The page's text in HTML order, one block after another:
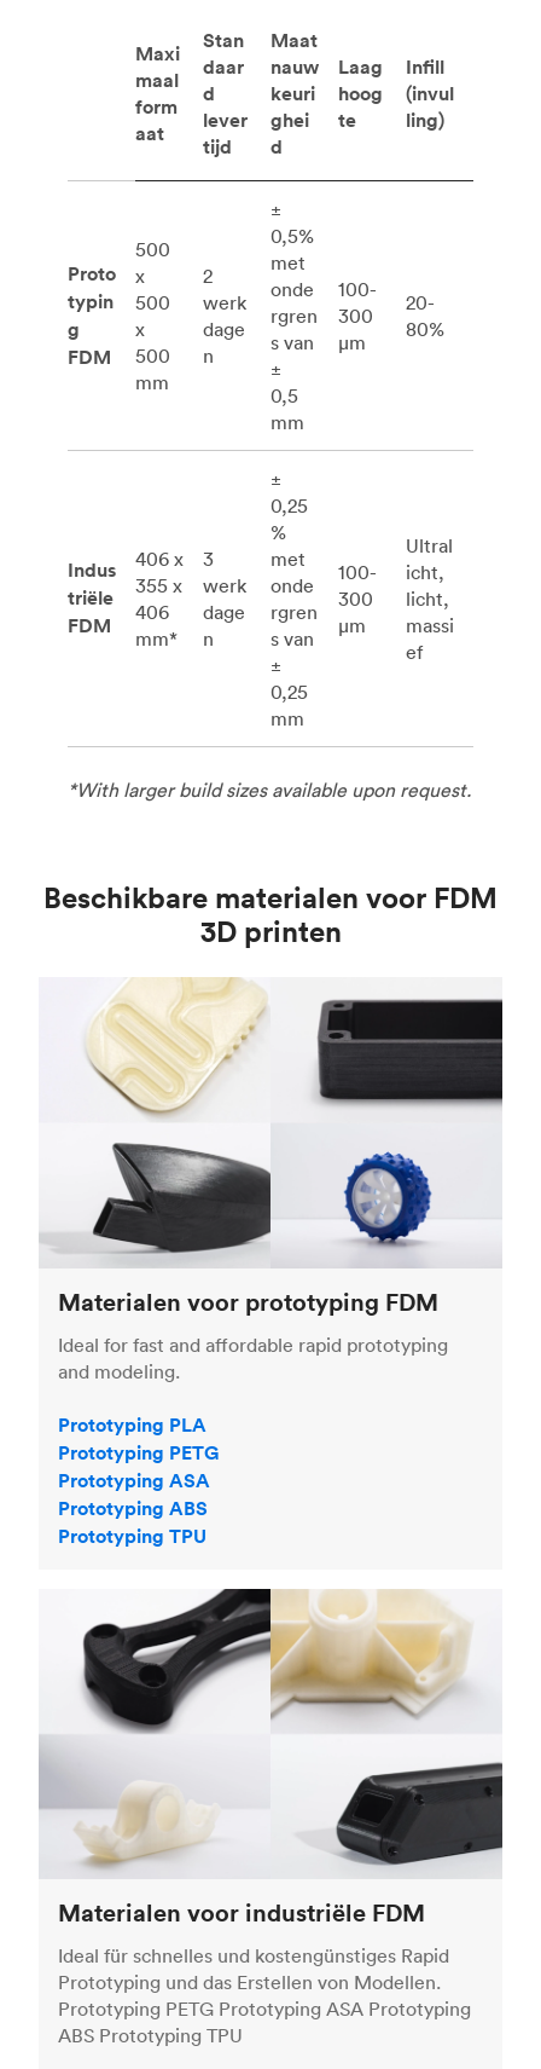
Maxi
maal
form
aat
Stan
daar
d
lever
tijd
Maat
nauw
keuri
ghei
d
Laag
hoog
te
Infill
(invul
ling)
Proto
typin
g
FDM
500
x
500
x
500
mm
2
werk
dage
n
±
0,5%
met
onde
rgren
s van
±
0,5
mm
100-
300
μm
20-
80%
Indus
triële
FDM
406 x
355 x
406
mm*
3
werk
dage
n
±
0,25
%
met
onde
rgren
s van
±
0,25
mm
100-
300
μm
Ultral
icht,
licht,
massi
ef
*With larger build sizes available upon request.
Beschikbare materialen voor FDM
3D printen
Materialen voor prototyping FDM
Ideal for fast and affordable rapid prototyping
and modeling.
Prototyping PLA
Prototyping PETG
Prototyping ASA
Prototyping ABS
Prototyping TPU
Materialen voor industriële FDM
Ideal für schnelles und kostengünstiges Rapid
Prototyping und das Erstellen von Modellen.
Prototyping PETG Prototyping ASA Prototyping
ABS Prototyping TPU